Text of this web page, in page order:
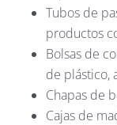
Tubos de
productos
Bolsas de
de plástico,
Chapas de
Cajas de